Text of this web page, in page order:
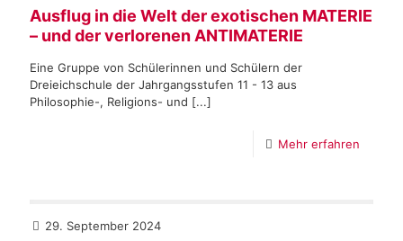
Ausflug in die Welt der exotischen MATERIE
– und der verlorenen ANTIMATERIE
Eine Gruppe von Schülerinnen und Schülern der
Dreieichschule der Jahrgangsstufen 11 - 13 aus
Philosophie-, Religions- und [...]
Mehr erfahren
29. September 2024